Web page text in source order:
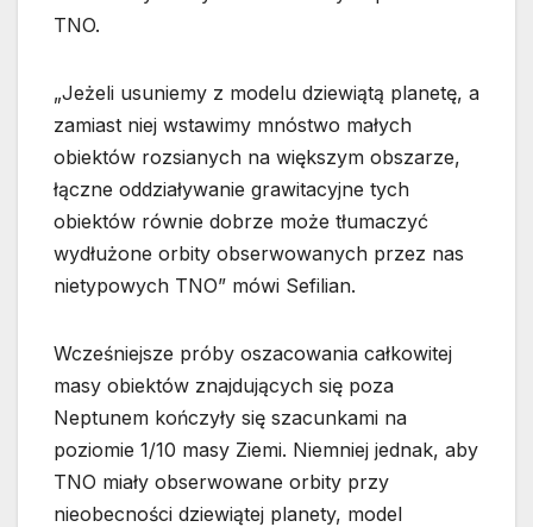
TNO.
„Jeżeli usuniemy z modelu dziewiątą planetę, a
zamiast niej wstawimy mnóstwo małych
obiektów rozsianych na większym obszarze,
łączne oddziaływanie grawitacyjne tych
obiektów równie dobrze może tłumaczyć
wydłużone orbity obserwowanych przez nas
nietypowych TNO” mówi Sefilian.
Wcześniejsze próby oszacowania całkowitej
masy obiektów znajdujących się poza
Neptunem kończyły się szacunkami na
poziomie 1/10 masy Ziemi. Niemniej jednak, aby
TNO miały obserwowane orbity przy
nieobecności dziewiątej planety, model